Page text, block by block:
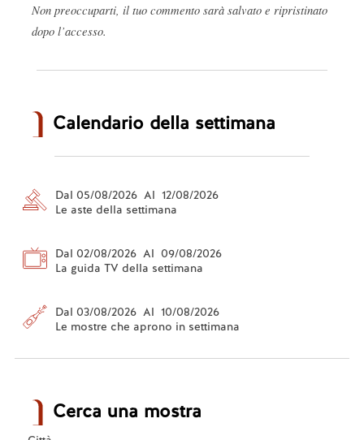
Non preoccuparti, il tuo commento sarà salvato e ripristinato
dopo l’accesso.
Calendario della settimana
Dal 05/08/2026 Al 12/08/2026
Le aste della settimana
Dal 02/08/2026 Al 09/08/2026
La guida TV della settimana
Dal 03/08/2026 Al 10/08/2026
Le mostre che aprono in settimana
Cerca una mostra